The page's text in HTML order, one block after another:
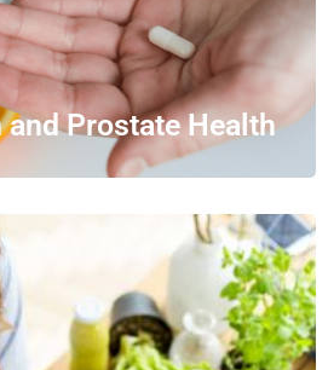
and Prostate Health